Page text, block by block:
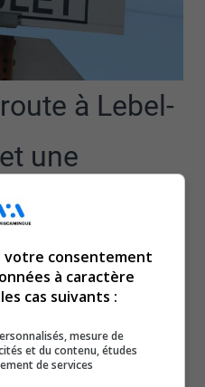
à Lebel-
une
à Rollet.
avant de se retrouver
à bord de sa voiture.
de Lebel-sur-Quévillon.
la conduite sous facultés
votre consentement
à caractère
cas suivants :
mesure de
et du contenu, études
de services